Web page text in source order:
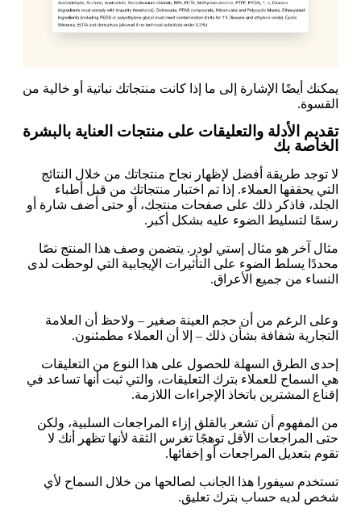
يمكنك أيضًا الإشارة إلى ما إذا كانت منتجاتك نباتية أو خالية من
القسوة.
تقديم الأدلة والتعليقات على منتجات العناية بالبشرة
الخاصة بك
لا توجد طريقة أفضل لإظهار نجاح منتجاتك من خلال النتائج
التي يحققها العملاء. إذا تم اختبار منتجاتك من قبل أطباء
الجلد، فاذكر ذلك على صفحات منتجك، أو حتى أضف شارة أو
رسمًا لتسليط الضوء عليه بشكل أكبر.
مثال آخر هو مثال إستي لودر. يتضمن وصف هذا المنتج نصًا
محددًا يسلط الضوء على التأثيرات الإيجابية التي لوحظت لدى
النساء من جميع الأعراق.
وعلى الرغم من أن حجم العينة صغير – ولاحظ أن العلامة
التجارية شفافة بشأن ذلك – إلا أن العملاء مطمئنون.
إحدى الطرق السهلة للحصول على هذا النوع من التعليقات
هي السماح للعملاء بترك التعليقات، والتي ثبت أنها تساعد في
إقناع المشترين باتخاذ الإجراءات اللازمة.
من المفهوم أن تشعر بالقلق إزاء المراجعات السلبية، ولكن
حتى المراجعات الأقل توهجًا تغرس الثقة لأنها تظهر أنك لا
تقوم بتعديل المراجعات أو إخفائها.
تستخدم سيفورا هذا الجانب لصالحها من خلال السماح لأي
شخص لديه حساب بترك تعليق.